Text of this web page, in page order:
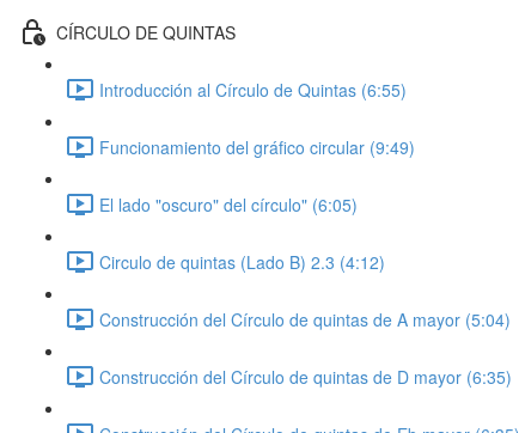
CÍRCULO DE QUINTAS
Introducción al Círculo de Quintas (6:55)
Funcionamiento del gráfico circular (9:49)
El lado "oscuro" del círculo" (6:05)
Circulo de quintas (Lado B) 2.3 (4:12)
Construcción del Círculo de quintas de A mayor (5:04)
Construcción del Círculo de quintas de D mayor (6:35)